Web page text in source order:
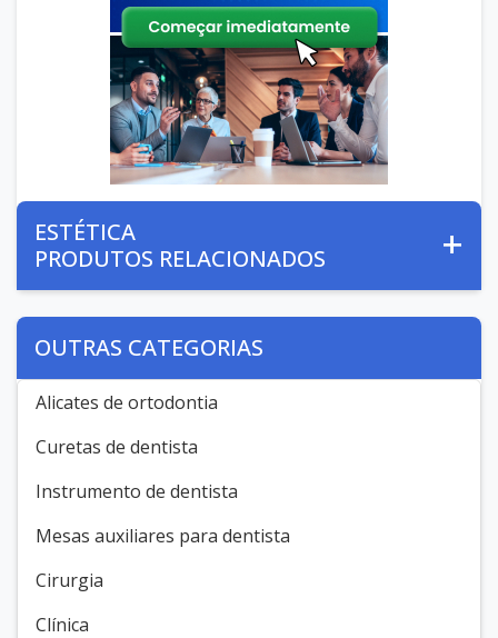
ESTÉTICA
PRODUTOS RELACIONADOS
OUTRAS CATEGORIAS
Alicates de ortodontia
Curetas de dentista
Instrumento de dentista
Mesas auxiliares para dentista
Cirurgia
Clínica